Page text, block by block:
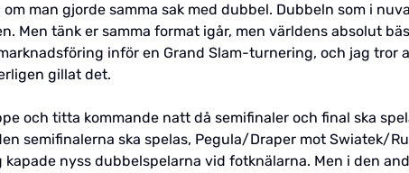
man gjorde samma sak med dubbel. Dubbeln som i
Men tänk er samma format igår, men världens absolut
inför en Grand Slam-turnering, och jag tror
gillat det.
och titta kommande natt då semifinaler och final ska
semifinalerna ska spelas, Pegula/Draper mot Swiatek/
nyss dubbelspelarna vid fotknälarna. Men i den